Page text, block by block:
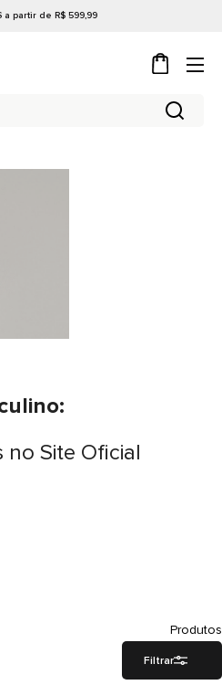
a partir de R$ 599,99
no Site Oficial
Produtos
Filtrar